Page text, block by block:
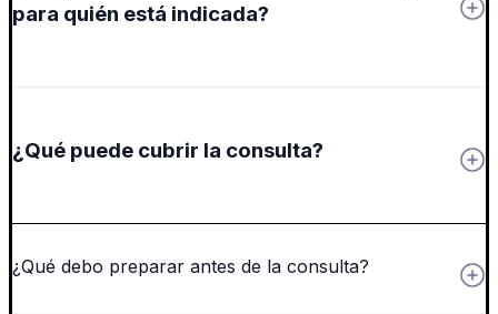
para quién está indicada?
¿Qué puede cubrir la consulta?
¿Qué debo preparar antes de la consulta?